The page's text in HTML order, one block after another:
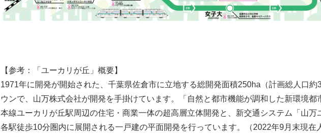
【参考：「ユーカリが丘」概要】
1971年に開発が開始された、千葉県佐倉市に立地する総開発面積250ha（計画総人口約
ウンで、山万株式会社が開発を手掛けています。「自然と都市機能が調和した新環境都
本線ユーカリが丘駅周辺の住宅・商業一体の超高層立体開発と、新交通システム「山万
各駅徒歩10分圏内に展開される一戸建の平面開発を行っています。（2022年9月末現在